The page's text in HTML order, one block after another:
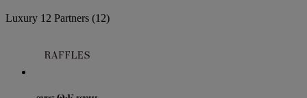
Luxury 12 Partners (12)